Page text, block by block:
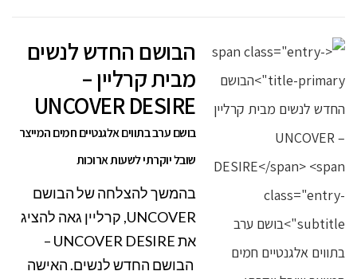
הבושם החדש לנשים
מבית קרליין –
UNCOVER DESIRE
בושם ערב בתווים אלגנטיים חמים המייצר
שובל יוקרתי לשעות ארוכות
בהמשך להצלחה של הבושם
UNCOVER, קרליין גאה להציג
את UNCOVER DESIRE –
הבושם החדש לנשים. האישה